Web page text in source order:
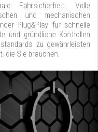
Fahrsicherheit. Volle
und mechanischen
Plug&Play für schnelle
und gründliche Kontrollen
zu gewährleisten
die Sie brauchen.